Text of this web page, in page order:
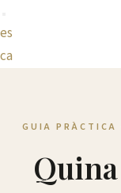
es
ca
GUIA PRÀCTICA